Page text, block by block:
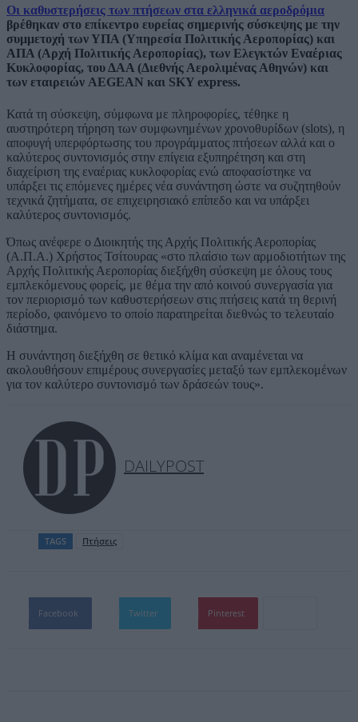
Οι καθυστερήσεις των πτήσεων στα ελληνικά αεροδρόμια
βρέθηκαν στο επίκεντρο ευρείας σημερινής σύσκεψης με την
συμμετοχή των ΥΠΑ (Υπηρεσία Πολιτικής Αεροπορίας) και
ΑΠΑ (Αρχή Πολιτικής Αεροπορίας), των Ελεγκτών Εναέριας
Κυκλοφορίας, του ΔΑΑ (Διεθνής Αερολιμένας Αθηνών) και
των εταιρειών AEGEAN και SKY express.
Κατά τη σύσκεψη, σύμφωνα με πληροφορίες, τέθηκε η
αυστηρότερη τήρηση των συμφωνημένων χρονοθυρίδων (slots), η
αποφυγή υπερφόρτωσης του προγράμματος πτήσεων αλλά και ο
καλύτερος συντονισμός στην επίγεια εξυπηρέτηση και στη
διαχείριση της εναέριας κυκλοφορίας ενώ αποφασίστηκε να
υπάρξει τις επόμενες ημέρες νέα συνάντηση ώστε να συζητηθούν
τεχνικά ζητήματα, σε επιχειρησιακό επίπεδο και να υπάρξει
καλύτερος συντονισμός.
Όπως ανέφερε ο Διοικητής της Αρχής Πολιτικής Αεροπορίας
(Α.Π.Α.) Χρήστος Τσίτουρας «στο πλαίσιο των αρμοδιοτήτων της
Αρχής Πολιτικής Αεροπορίας διεξήχθη σύσκεψη με όλους τους
εμπλεκόμενους φορείς, με θέμα την από κοινού συνεργασία για
τον περιορισμό των καθυστερήσεων στις πτήσεις κατά τη θερινή
περίοδο, φαινόμενο το οποίο παρατηρείται διεθνώς το τελευταίο
διάστημα.
Η συνάντηση διεξήχθη σε θετικό κλίμα και αναμένεται να
ακολουθήσουν επιμέρους συνεργασίες μεταξύ των εμπλεκομένων
για τον καλύτερο συντονισμό των δράσεών τους».
DAILYPOST
TAGS Πτήσεις
Facebook Twitter Pinterest